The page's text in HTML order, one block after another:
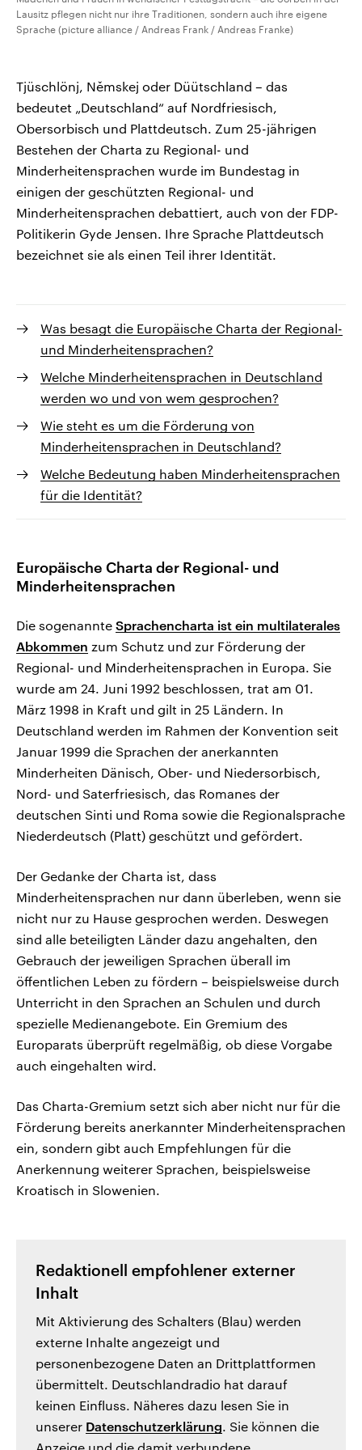
Lausitz pflegen nicht nur ihre Traditionen, sondern auch ihre eigene
Sprache (picture alliance / Andreas Frank / Andreas Franke)
Tjüschlönj, Němskej oder Düütschland – das
bedeutet „Deutschland“ auf Nordfriesisch,
Obersorbisch und Plattdeutsch. Zum 25-jährigen
Bestehen der Charta zu Regional- und
Minderheitensprachen wurde im Bundestag in
einigen der geschützten Regional- und
Minderheitensprachen debattiert, auch von der FDP-
Politikerin Gyde Jensen. Ihre Sprache Plattdeutsch
bezeichnet sie als einen Teil ihrer Identität.
Was besagt die Europäische Charta der Regional-
und Minderheitensprachen?
Welche Minderheitensprachen in Deutschland
werden wo und von wem gesprochen?
Wie steht es um die Förderung von
Minderheitensprachen in Deutschland?
Welche Bedeutung haben Minderheitensprachen
für die Identität?
Europäische Charta der Regional- und
Minderheitensprachen
Die sogenannte Sprachencharta ist ein multilaterales
Abkommen zum Schutz und zur Förderung der
Regional- und Minderheitensprachen in Europa. Sie
wurde am 24. Juni 1992 beschlossen, trat am 01.
März 1998 in Kraft und gilt in 25 Ländern. In
Deutschland werden im Rahmen der Konvention seit
Januar 1999 die Sprachen der anerkannten
Minderheiten Dänisch, Ober- und Niedersorbisch,
Nord- und Saterfriesisch, das Romanes der
deutschen Sinti und Roma sowie die Regionalsprache
Niederdeutsch (Platt) geschützt und gefördert.
Der Gedanke der Charta ist, dass
Minderheitensprachen nur dann überleben, wenn sie
nicht nur zu Hause gesprochen werden. Deswegen
sind alle beteiligten Länder dazu angehalten, den
Gebrauch der jeweiligen Sprachen überall im
öffentlichen Leben zu fördern – beispielsweise durch
Unterricht in den Sprachen an Schulen und durch
spezielle Medienangebote. Ein Gremium des
Europarats überprüft regelmäßig, ob diese Vorgabe
auch eingehalten wird.
Das Charta-Gremium setzt sich aber nicht nur für die
Förderung bereits anerkannter Minderheitensprachen
ein, sondern gibt auch Empfehlungen für die
Anerkennung weiterer Sprachen, beispielsweise
Kroatisch in Slowenien.
Redaktionell empfohlener externer
Inhalt
Mit Aktivierung des Schalters (Blau) werden
externe Inhalte angezeigt und
personenbezogene Daten an Drittplattformen
übermittelt. Deutschlandradio hat darauf
keinen Einfluss. Näheres dazu lesen Sie in
unserer Datenschutzerklärung. Sie können die